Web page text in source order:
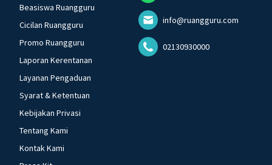
Beasiswa Ruangguru
Cicilan Ruangguru
Promo Ruangguru
Laporan Kerentanan
Layanan Pengaduan
Syarat & Ketentuan
Kebijakan Privasi
Tentang Kami
Kontak Kami
info@ruangguru.com
02130930000